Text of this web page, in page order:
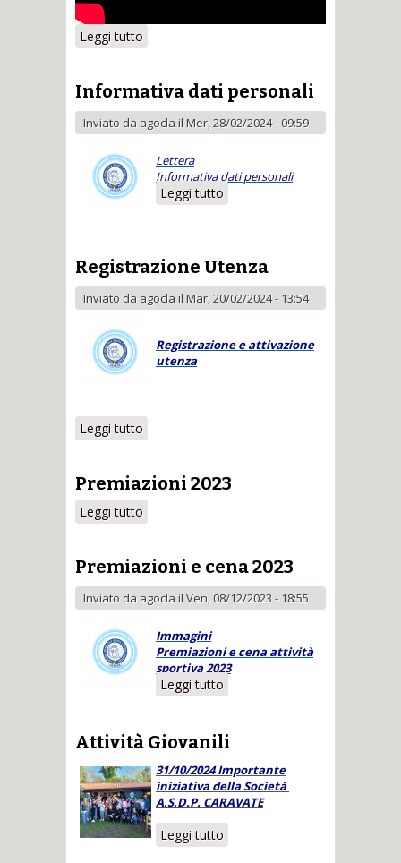
Leggi tutto
Informativa dati personali
Inviato da agoclail Mer, 28/02/2024 - 09:59
Lettera
Informativa dati personali
Leggi tutto
personali
Registrazione Utenza
Inviato da agoclail Mar, 20/02/2024 - 13:54
Registrazione e attivazione
utenza
Leggi tutto
Premiazioni 2023
Leggi tutto
Premiazioni e cena 2023
Inviato da agoclail Ven, 08/12/2023 - 18:55
Immagini
Premiazioni e cena attività
sportiva 2023
Leggi tutto
cena 2023
Attività Giovanili
31/10/2024 Importante
iniziativa della Società
A.S.D.P. CARAVATE
Leggi tutto